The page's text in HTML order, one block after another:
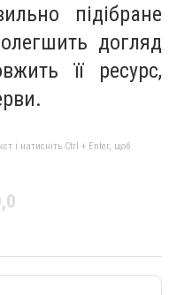
підібране
догляд
її ресурс,
і натисніть Ctrl + Enter, щоб